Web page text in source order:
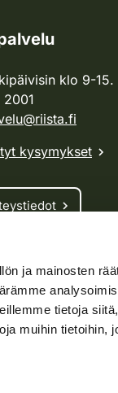
ja mainosten
tietoja
muihin tietoihin,
klo 9-15.
kysymykset
asiat
asiat